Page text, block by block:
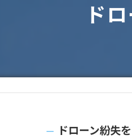
ド
ドローン紛失